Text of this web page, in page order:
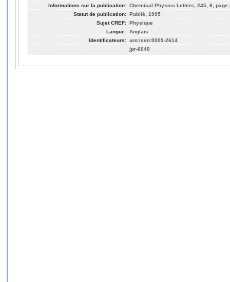
Informations sur la publication: Chemical Physics Letters, 245, 6, page
Statut de publication: Publié, 1995
Sujet CREF: Physique
Langue: Anglais
Identificateurs: urn:issn:0009-2614
jpr-0040